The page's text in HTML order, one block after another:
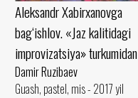
Aleksandr Xabirxanovga
bag‘ishlov. «Jaz kalitidagi
improvizatsiya» turkumidan
Damir Ruzibaev
Guash, pastel, mis - 2017 yil